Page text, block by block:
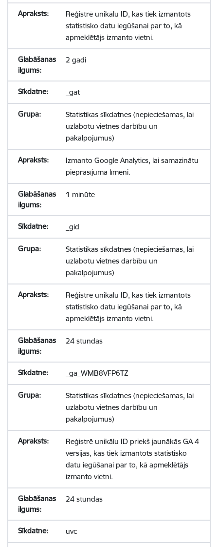
Reģistrē unikālu ID, kas tiek izmantots
statistisko datu iegūšanai par to, kā
apmeklētājs izmanto vietni.
2 gadi
_gat
Statistikas sīkdatnes (nepieciešamas, lai
uzlabotu vietnes darbību un
pakalpojumus)
Izmanto Google Analytics, lai samazinātu
pieprasījuma līmeni.
1 minūte
_gid
Statistikas sīkdatnes (nepieciešamas, lai
uzlabotu vietnes darbību un
pakalpojumus)
Reģistrē unikālu ID, kas tiek izmantots
statistisko datu iegūšanai par to, kā
apmeklētājs izmanto vietni.
24 stundas
_ga_WMB8VFP6TZ
Statistikas sīkdatnes (nepieciešamas, lai
uzlabotu vietnes darbību un
pakalpojumus)
Reģistrē unikālu ID priekš jaunākās GA 4
versijas, kas tiek izmantots statistisko
datu iegūšanai par to, kā apmeklētājs
izmanto vietni.
24 stundas
uvc